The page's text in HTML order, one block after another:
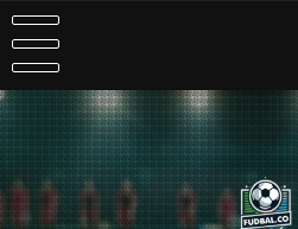
Skip
to
content